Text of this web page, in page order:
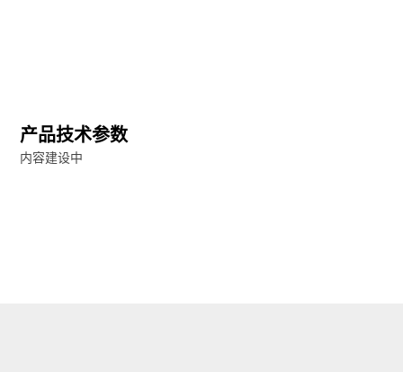
产品技术参数
内容建设中